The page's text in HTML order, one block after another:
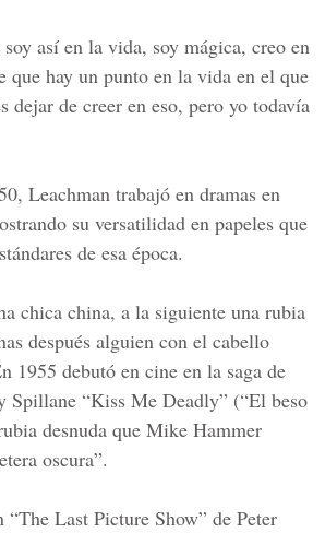
así en la vida, soy mágica, creo en
que hay un punto en la vida en el que
dejar de creer en eso, pero yo todavía
Leachman trabajó en dramas en
su versatilidad en papeles que
de esa época.
chica china, a la siguiente una rubia
después alguien con el cabello
1955 debutó en cine en la saga de
Spillane “Kiss Me Deadly” (“El beso
desnuda que Mike Hammer
oscura”.
“The Last Picture Show” de Peter